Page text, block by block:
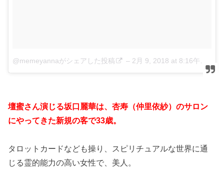
@memeyannaがシェアした投稿 – 2月 9, 2018 at 8:16午後 PST
壇蜜さん演じる坂口麗華は、杏寿（仲里依紗）のサロン
にやってきた新規の客で33歳。
タロットカードなども操り、スピリチュアルな世界に通
じる霊的能力の高い女性で、美人。